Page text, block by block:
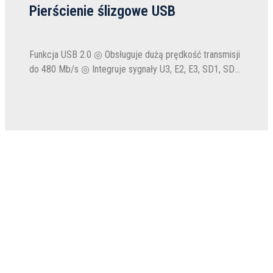
Pierścienie ślizgowe USB
Funkcja USB 2.0 ◎ Obsługuje dużą prędkość transmisji
do 480 Mb/s ◎ Integruje sygnały U3, E2, E3, SD1, SD2,